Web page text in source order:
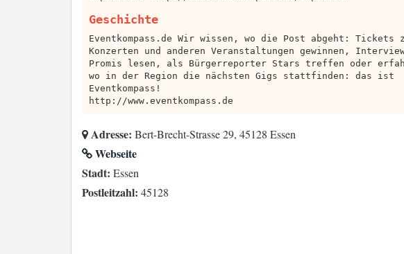
Geschichte
Eventkompass.de Wir wissen, wo die Post abgeht: Tickets
Konzerten und anderen Veranstaltungen gewinnen,
Promis lesen, als Bürgerreporter Stars treffen oder
wo in der Region die nächsten Gigs stattfinden: das ist
Eventkompass!
http://www.eventkompass.de
Adresse: Bert-Brecht-Strasse 29, 45128 Essen
Webseite
Stadt: Essen
Postleitzahl: 45128